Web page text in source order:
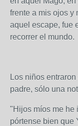
frente a mis ojos y
aquel escape, fue
recorrer el mundo.
Los niños
padre, sólo una
"Hijos míos me he
pórtense bien que